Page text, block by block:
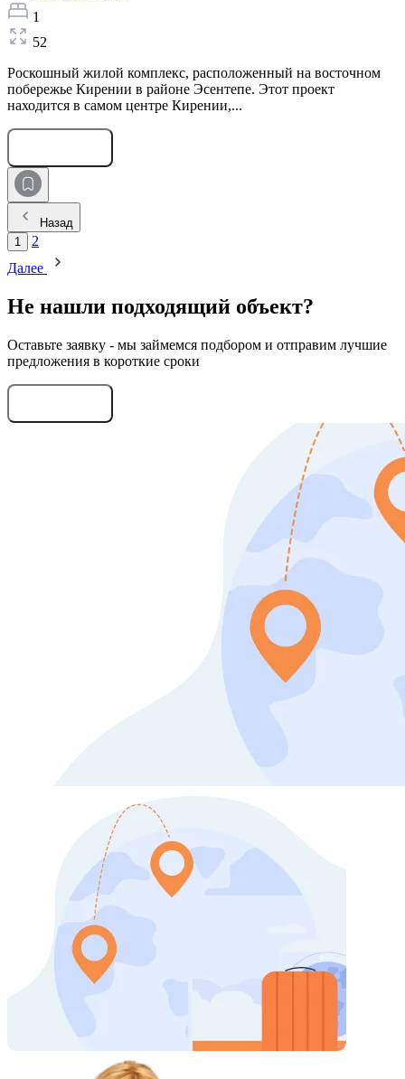
1
52
Роскошный жилой комплекс, расположенный на восточном
побережье Кирении в районе Эсентепе. Этот проект
находится в самом центре Кирении,...
Назад
1
2
Далее
Не нашли подходящий объект?
Оставьте заявку - мы займемся подбором и отправим лучшие
предложения в короткие сроки